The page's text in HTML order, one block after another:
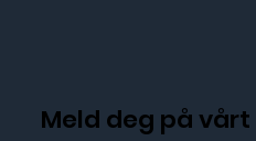
Meld deg på